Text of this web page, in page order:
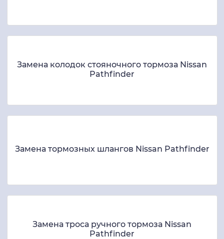
Замена колодок стояночного тормоза Nissan
Pathfinder
Замена тормозных шлангов Nissan Pathfinder
Замена троса ручного тормоза Nissan
Pathfinder